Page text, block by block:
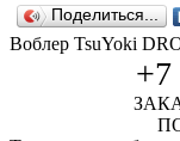
Поделиться...
Воблер TsuYoki
+7